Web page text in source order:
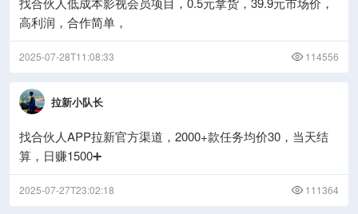
高利润，合作简单，
2025-07-28T11:08:33 114556
拉新小队长
找合伙人APP拉新官方渠道，2000+款任务均价30，当天结
算，日赚1500➕
2025-07-27T23:02:18 111364